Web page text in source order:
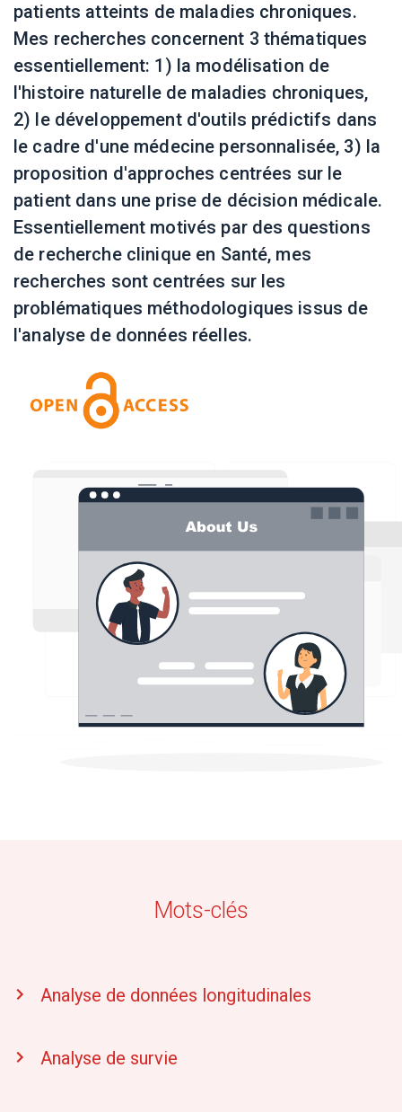
patients atteints de maladies chroniques.
Mes recherches concernent 3 thématiques
essentiellement: 1) la modélisation de
l'histoire naturelle de maladies chroniques,
2) le développement d'outils prédictifs dans
le cadre d'une médecine personnalisée, 3) la
proposition d'approches centrées sur le
patient dans une prise de décision médicale.
Essentiellement motivés par des questions
de recherche clinique en Santé, mes
recherches sont centrées sur les
problématiques méthodologiques issus de
l'analyse de données réelles.
Mots-clés
Analyse de données longitudinales
Analyse de survie